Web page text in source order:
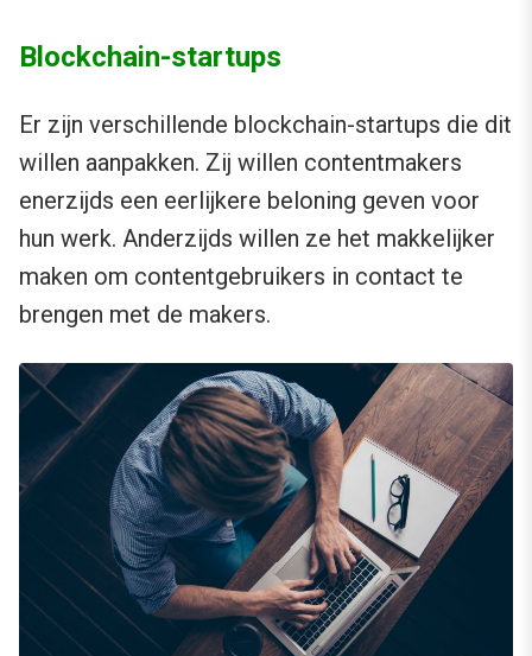
Blockchain-startups
Er zijn verschillende blockchain-startups die dit
willen aanpakken. Zij willen contentmakers
enerzijds een eerlijkere beloning geven voor
hun werk. Anderzijds willen ze het makkelijker
maken om contentgebruikers in contact te
brengen met de makers.